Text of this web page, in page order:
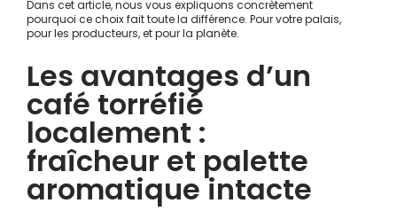
Dans cet article, nous vous expliquons concrètement
pourquoi ce choix fait toute la différence. Pour votre palais,
pour les producteurs, et pour la planète.
Les avantages d’un
café torréfié
localement :
fraîcheur et palette
aromatique intacte